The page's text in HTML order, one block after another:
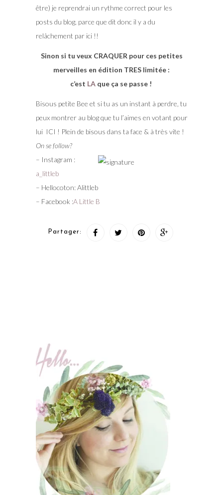
être) je reprendrai un rythme correct pour les
posts du blog, parce que dit donc il y a du
relâchement par ici !!
Sinon si tu veux CRAQUER pour ces petites
merveilles en édition TRES limitée :
c’est LAque ça se passe !
Bisous petite Bee et si tu as un instant à perdre, tu
peux montrer au blog que tu l’aimes en votant pour
lui ICI ! Plein de bisous dans ta face & à très vite !
On se follow?
– Instagram :
a_littleb
– Hellocoton: Alittleb
– Facebook :A Little B
Partager: